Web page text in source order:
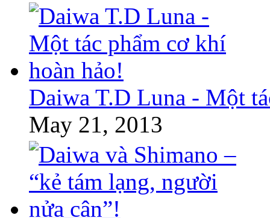
Daiwa T.D Luna - Một
May 21, 2013